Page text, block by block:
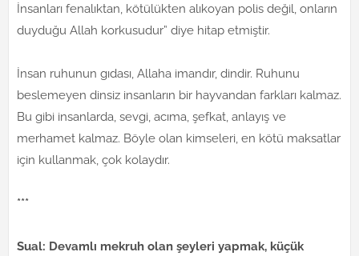
İnsanları fenalıktan, kötülükten alıkoyan polis değil, onların
duyduğu Allah korkusudur” diye hitap etmiştir.
İnsan ruhunun gıdası, Allaha imandır, dindir. Ruhunu
beslemeyen dinsiz insanların bir hayvandan farkları kalmaz.
Bu gibi insanlarda, sevgi, acıma, şefkat, anlayış ve
merhamet kalmaz. Böyle olan kimseleri, en kötü maksatlar
için kullanmak, çok kolaydır.
***
Sual: Devamlı mekruh olan şeyleri yapmak, küçük